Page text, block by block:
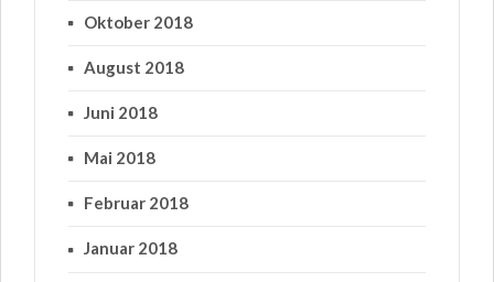
Oktober 2018
August 2018
Juni 2018
Mai 2018
Februar 2018
Januar 2018